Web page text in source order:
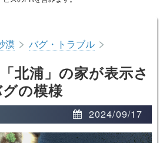
漠 > バグ・トラブル >
北浦」の家が表示さ
の模様
2024/09/17